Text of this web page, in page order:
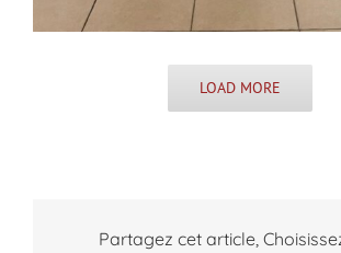
LOAD MORE
Partagez cet article,